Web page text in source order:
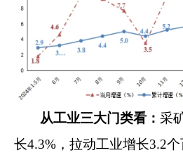
从工业三大门类看：采
长4.3% ， 拉动工业增长3.2个